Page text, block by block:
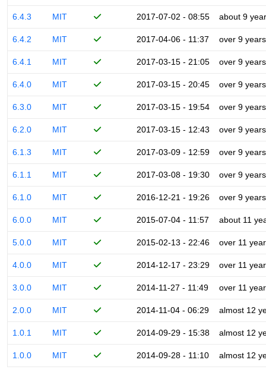
6.4.3 MIT 2017-07-02 - 08:55 about 9
6.4.2 MIT 2017-04-06 - 11:37 over 9 years
6.4.1 MIT 2017-03-15 - 21:05 over 9 years
6.4.0 MIT 2017-03-15 - 20:45 over 9 years
6.3.0 MIT 2017-03-15 - 19:54 over 9 years
6.2.0 MIT 2017-03-15 - 12:43 over 9 years
6.1.3 MIT 2017-03-09 - 12:59 over 9 years
6.1.1 MIT 2017-03-08 - 19:30 over 9 years
6.1.0 MIT 2016-12-21 - 19:26 over 9 years
6.0.0 MIT 2015-07-04 - 11:57 about 11
5.0.0 MIT 2015-02-13 - 22:46 over 11
4.0.0 MIT 2014-12-17 - 23:29 over 11
3.0.0 MIT 2014-11-27 - 11:49 over 11
2.0.0 MIT 2014-11-04 - 06:29 almost 12
1.0.1 MIT 2014-09-29 - 15:38 almost 12
1.0.0 MIT 2014-09-28 - 11:10 almost 12